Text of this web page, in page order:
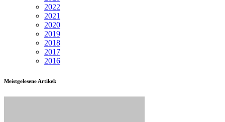
2022
2021
2020
2019
2018
2017
2016
Meistgelesene Artikel: